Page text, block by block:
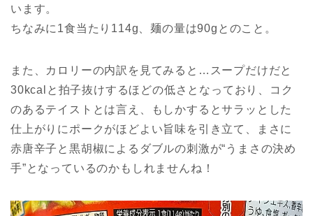
います。
ちなみに1食当たり114g、麺の量は90gとのこと。
また、カロリーの内訳を見てみると…スープだけだと
30kcalと拍子抜けするほどの低さとなっており、コク
のあるテイストとは言え、もしかするとサラッとした
仕上がりにポークがほどよい旨味を引き立て、まさに
赤唐辛子と黒胡椒によるダブルの刺激が“うまさの決め
手”となっているのかもしれませんね！